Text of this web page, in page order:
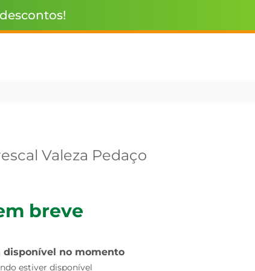
Valeza Pedaço
breve
disponível no momento
estiver disponível